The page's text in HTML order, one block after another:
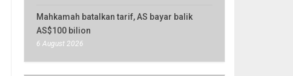
Mahkamah batalkan tarif, AS bayar balik
AS$100 bilion
6 August 2026